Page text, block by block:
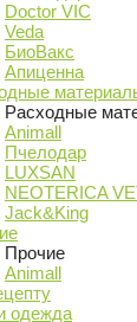
Doctor VIC
Veda
БиоВакс
Апиценна
Расходные
Animall
Пчелодар
LUXSAN
NEOTERICA
Jack&King
Прочие
Animall
одежда